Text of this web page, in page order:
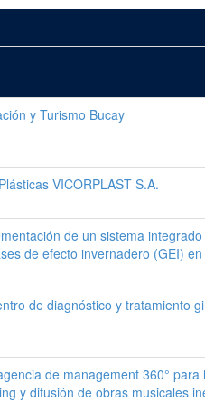
y Turismo Bucay
VICORPLAST S.A.
de un sistema
de efecto invernadero (GEI)
de diagnóstico y tratamiento
de management 360° para
y difusión de obras musicales